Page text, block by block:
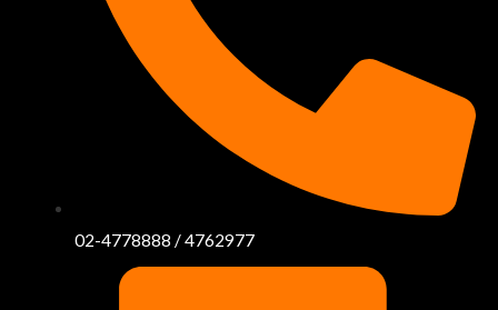
02-4778888 / 4762977